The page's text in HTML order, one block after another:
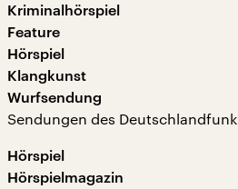
Kriminalhörspiel
Feature
Hörspiel
Klangkunst
Wurfsendung
Sendungen des Deutschlandfunk
Hörspiel
Hörspielmagazin